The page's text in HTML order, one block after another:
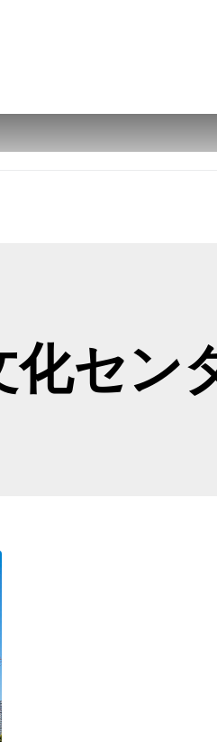
化セン